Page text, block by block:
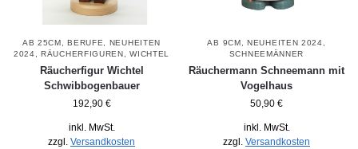
AB 25CM,BERUFE, NEUHEITEN
2024,RÄUCHERFIGUREN,WICHTEL
Räucherfigur Wichtel
Schwibbogenbauer
192,90 €
inkl. MwSt.
zzgl. Versandkosten
AB 9CM,NEUHEITEN 2024,
SCHNEEMÄNNER
Räuchermann Schneemann mit
Vogelhaus
50,90 €
inkl. MwSt.
zzgl. Versandkosten